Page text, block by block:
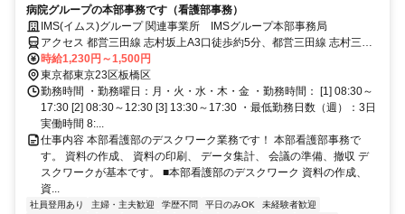
病院グループの本部事務です（看護部事務）
IMS(イムス)グループ 関連事業所 IMSグループ本部事務局
アクセス 都営三田線 志村坂上A3口徒歩約5分、都営三田線 志村三丁
目出入口徒歩約16分、都営三田線 本蓮沼A2口徒歩約16分
時給1,230円～1,500円
東京都東京23区板橋区
勤務時間 ・勤務曜日：月・火・水・木・金 ・勤務時間： [1] 08:30～
17:30 [2] 08:30～12:30 [3] 13:30～17:30 ・最低勤務日数（週）：3日
実働時間 8:...
仕事内容 本部看護部のデスクワーク業務です！ 本部看護部事務で
す。 資料の作成、 資料の印刷、 データ集計、 会議の準備、撤収 デ
スクワークが基本です。 ■本部看護部のデスクワーク 資料の作成、
資...
社員登用あり 主婦・主夫歓迎 学歴不問 平日のみOK
未経験者歓迎